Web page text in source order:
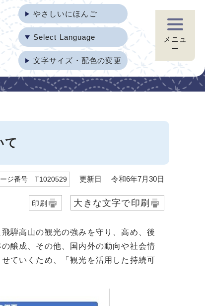
やさしいにほんご
Select Language
文字サイズ・配色の変更
メニュ
ー
て
ジ番号 T1020529 更新日 令和6年7月30日
印刷 大きな文字で印刷
騨高山の観光の強みを守り、高め、後
醸成、その他、国内外の動向や社会情
ていくため、「観光を活用した持続可